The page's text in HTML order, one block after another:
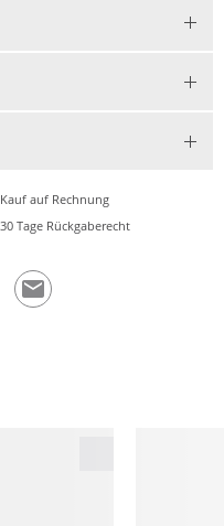
Kauf auf Rechnung
30 Tage Rückgaberecht